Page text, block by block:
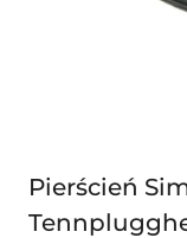
Pierścień